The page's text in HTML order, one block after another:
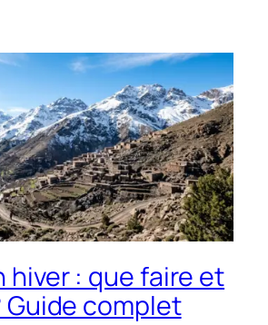
hiver : que faire et
Guide complet